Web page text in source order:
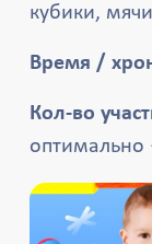
кубики,
Время /
Кол-во